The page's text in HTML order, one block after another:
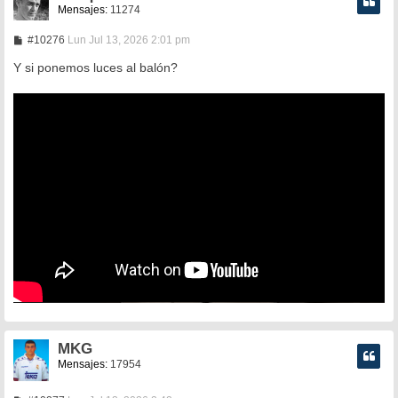
Mensajes: 11274
#10276M
n
Lun Jul 13, 2026 2:01 pm
Y si ponemos luces al balón?
MKG
Mensajes: 17954